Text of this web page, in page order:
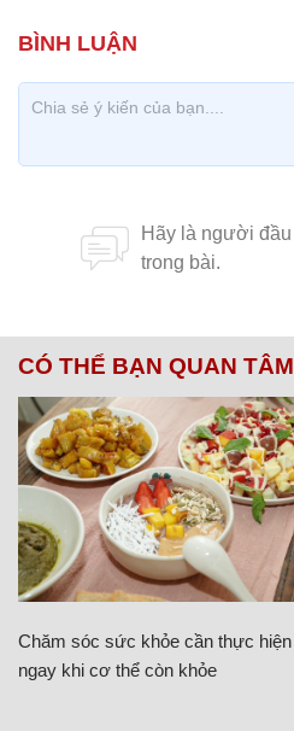
CÓ THỂ BẠN QUAN TÂM
Chăm sóc sức khỏe cần thực hiện
ngay khi cơ thể còn khỏe